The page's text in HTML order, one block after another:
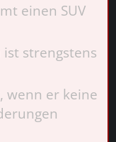
einen SUV
ist strengstens
wenn er keine